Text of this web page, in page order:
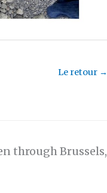
Le retour →
through Brussels,